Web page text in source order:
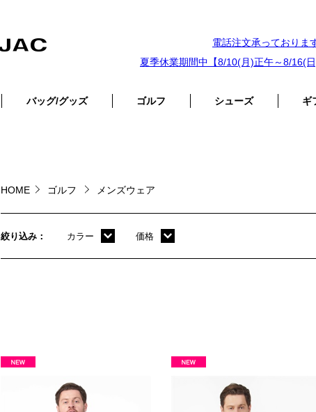
電話注文承っておりま
夏季休業期間中【8/10(月)正午～8/16(
バッグ/グッズ ゴルフ シューズ ギ
HOME ゴルフ メンズウェア
絞り込み カラー 価格